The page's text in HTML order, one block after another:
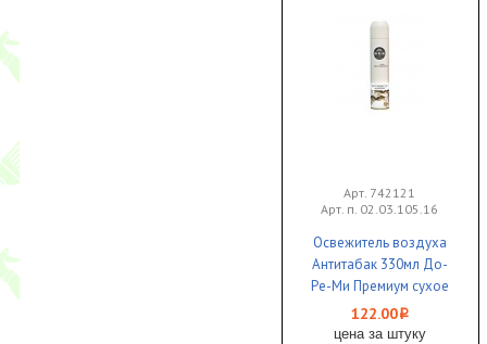
Арт. 742121
Арт. п. 02.03.105.16
Освежитель воздуха
Антитабак 330мл До-
Ре-Ми Премиум сухое
распыление 1/12 ЧЗ
122.00i
цена за штуку